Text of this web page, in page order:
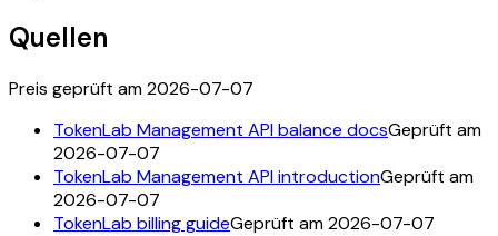
Quellen
Preis geprüft am 2026-07-07
TokenLab Management API balance docsGeprüft am
2026-07-07
TokenLab Management API introductionGeprüft am
2026-07-07
TokenLab billing guideGeprüft am 2026-07-07